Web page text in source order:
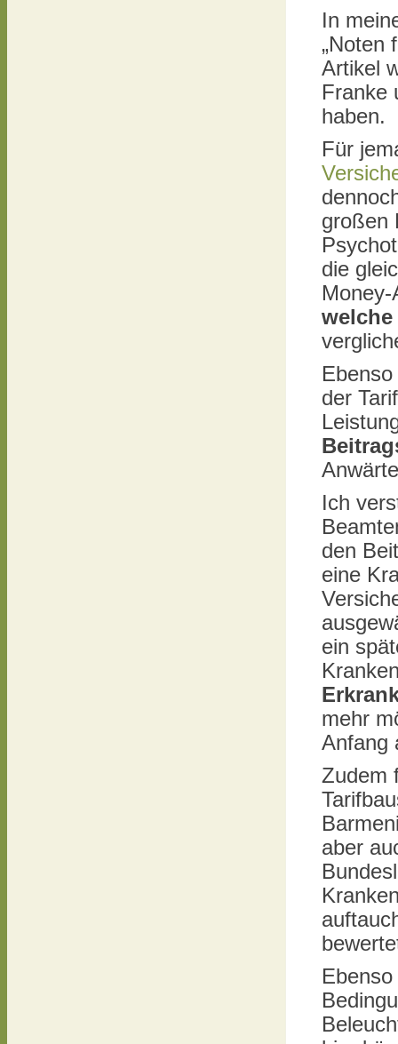
In
„Noten
Artikel
Franke
haben.
Für
großen
die
der
Ich
den
eine
ein
mehr
Anfang
Zudem
aber